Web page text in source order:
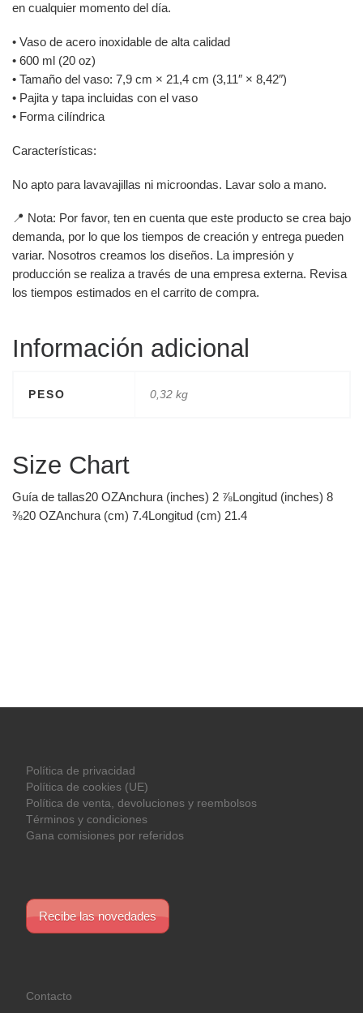
en cualquier momento del día.
• Vaso de acero inoxidable de alta calidad
• 600 ml (20 oz)
• Tamaño del vaso: 7,9 cm × 21,4 cm (3,11″ × 8,42″)
• Pajita y tapa incluidas con el vaso
• Forma cilíndrica
Características:
No apto para lavavajillas ni microondas. Lavar solo a mano.
📍 Nota: Por favor, ten en cuenta que este producto se crea bajo
demanda, por lo que los tiempos de creación y entrega pueden
variar. Nosotros creamos los diseños. La impresión y
producción se realiza a través de una empresa externa. Revisa
los tiempos estimados en el carrito de compra.
Información adicional
PESO 0,32 kg
Size Chart
Guía de tallas20 OZAnchura (inches) 2 ⅞Longitud (inches) 8
⅜20 OZAnchura (cm) 7.4Longitud (cm) 21.4
Política de privacidad
Política de cookies (UE)
Política de venta, devoluciones y reembolsos
Términos y condiciones
Gana comisiones por referidos
Recibe las novedades
Contacto